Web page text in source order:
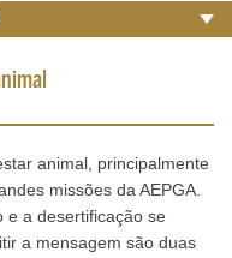
animal, principalmente
missões da AEPGA.
e a desertificação se
a mensagem são duas